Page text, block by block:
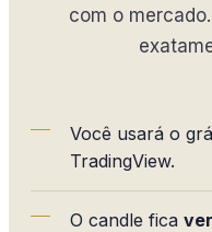
com o
Você usará o
TradingView.
O candle fica